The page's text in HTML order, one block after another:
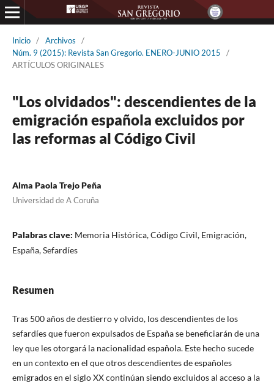
Inicio / Archivos
/
Núm. 9 (2015): Revista San Gregorio. ENERO-JUNIO 2015
/
ARTÍCULOS ORIGINALES
"Los olvidados": descendientes de la
emigración española excluidos por
las reformas al Código Civil
Alma Paola Trejo Peña
Universidad de A Coruña
Palabras clave: Memoria Histórica, Código Civil, Emigración,
España, Sefardíes
Resumen
Tras 500 años de destierro y olvido, los descendientes de los
sefardíes que fueron expulsados de España se beneficiarán de una
ley que les otorgará la nacionalidad española. Este hecho sucede
en un contexto en el que otros descendientes de españoles
emigrados en el siglo XX continúan siendo excluidos al acceso a la